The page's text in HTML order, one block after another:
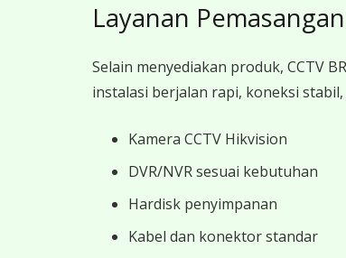
Layanan
Selain menyediakan produk, CCTV
instalasi berjalan rapi, koneksi
Kamera CCTV Hikvision
DVR/NVR sesuai kebutuhan
Hardisk penyimpanan
Kabel dan konektor standar